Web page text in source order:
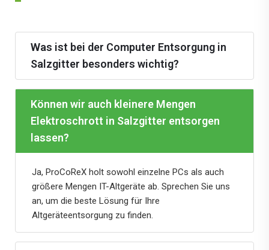
Was ist bei der Computer Entsorgung in
Salzgitter besonders wichtig?
Können wir auch kleinere Mengen
Elektroschrott in Salzgitter entsorgen
lassen?
Ja, ProCoReX holt sowohl einzelne PCs als auch
größere Mengen IT-Altgeräte ab. Sprechen Sie uns
an, um die beste Lösung für Ihre
Altgeräteentsorgung zu finden.